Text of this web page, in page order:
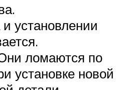
установлении
ломаются по
установке новой